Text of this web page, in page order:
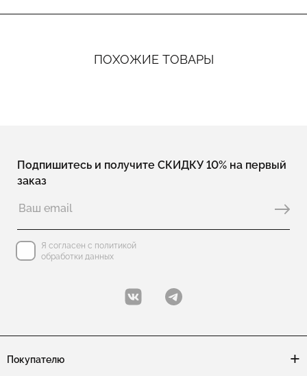
ПОХОЖИЕ ТОВАРЫ
Подпишитесь и получите СКИДКУ 10% на первый
заказ
Я согласен с политикой
обработки данных
Покупателю